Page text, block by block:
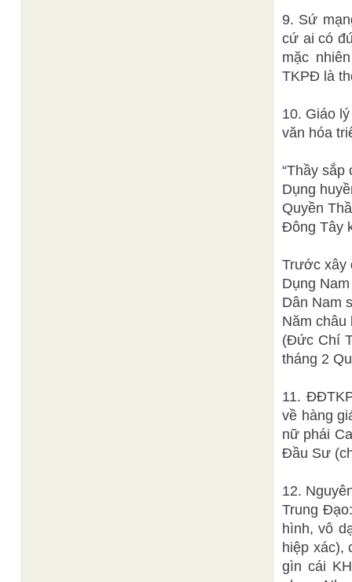
9. Sứ
cứ ai có
mặc
TKPĐ là
10. Giáo
văn hóa
“Thầy sắp
Dụng
Quyền
Đông Tây
Trước xây
Dụng
Dân Nam
Năm châu
(Đức Chí
tháng 2
11.
về hàng
nữ phái
Đầu Sư
12.
Trung
hình, vô
hiệp xác),
gìn cái